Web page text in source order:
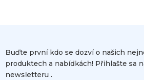
Buďte první kdo se dozví o našich
produktech a nabídkách! Přihlašte sa
newsletteru .